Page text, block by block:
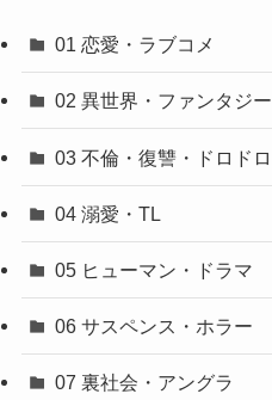
01 恋愛・ラブコメ
02 異世界・ファンタジー
03 不倫・復讐・ドロドロ
04 溺愛・TL
05 ヒューマン・ドラマ
06 サスペンス・ホラー
07 裏社会・アングラ